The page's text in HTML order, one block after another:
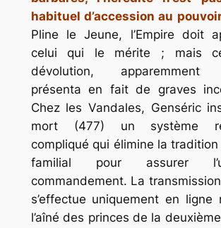
habituel d’accession au
Pline le Jeune, l’Empire doit
celui qui le mérite ; mais
dévolution, apparemment
présenta en fait de graves
Chez les Vandales, Genséric
mort (477) un système
compliqué qui élimine la
familial pour assurer
commandement. La
s’effectue uniquement en ligne
l’aîné des princes de la